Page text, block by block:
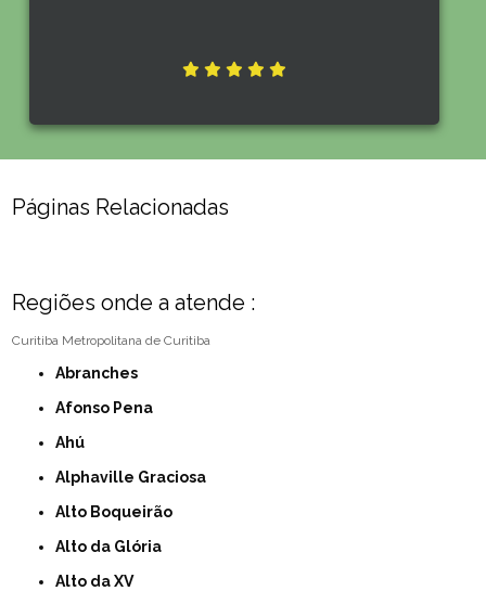
Páginas Relacionadas
Regiões onde a atende :
Curitiba Metropolitana de Curitiba
Abranches
Afonso Pena
Ahú
Alphaville Graciosa
Alto Boqueirão
Alto da Glória
Alto da XV